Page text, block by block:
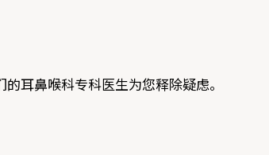
的耳鼻喉科专科医生为您释除疑虑。